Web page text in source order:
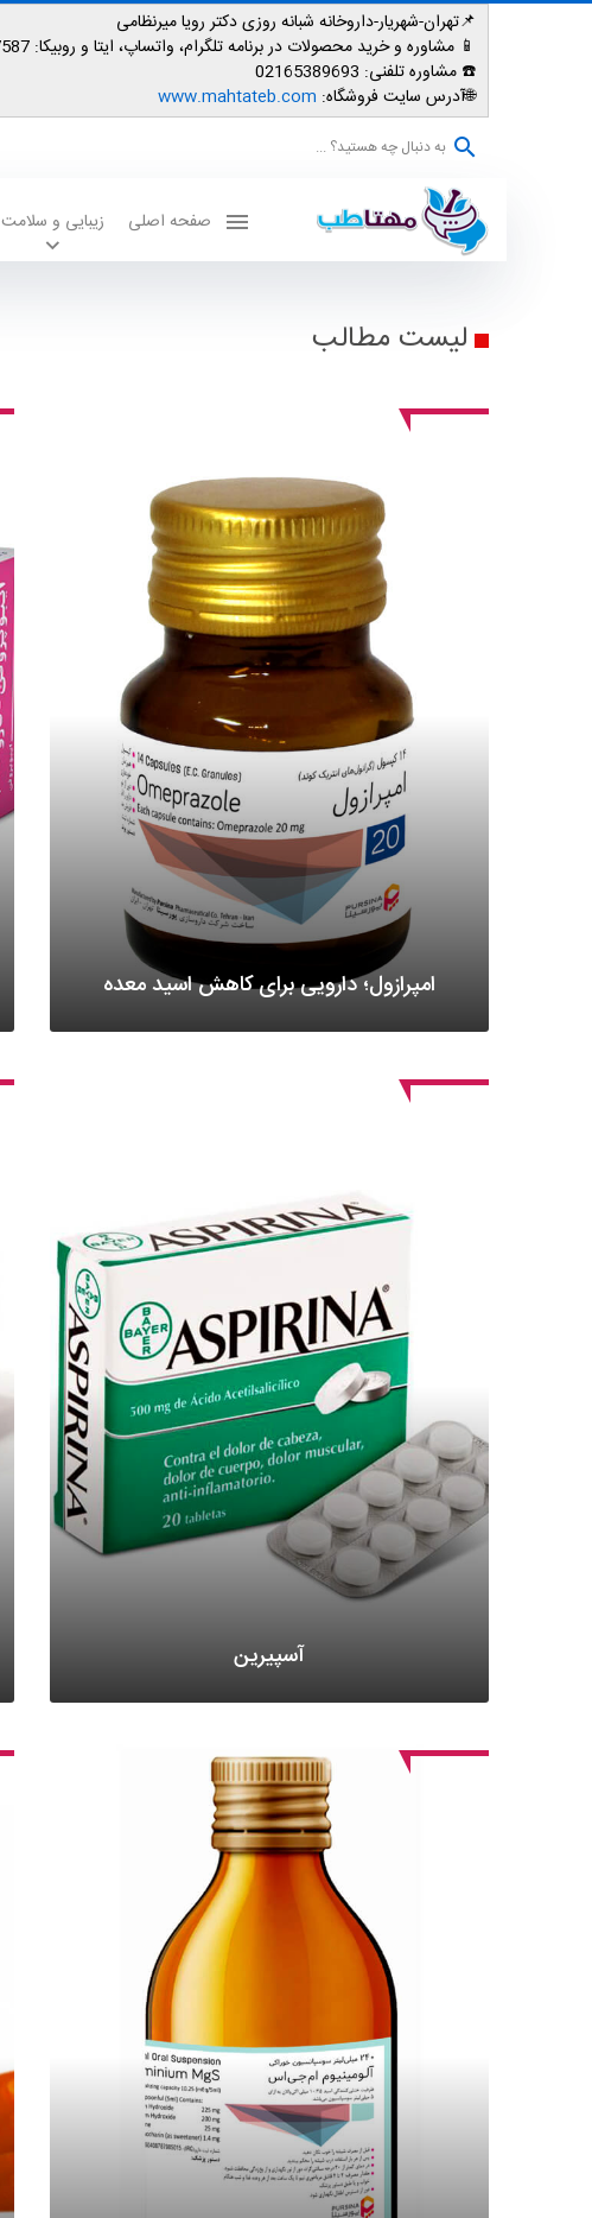
📌تهران-شهریار-داروخانه شبانه روزی دکتر رویا میرنظامی
📱 مشاوره و خرید محصولات در برنامه تلگرام، واتساپ، ایتا و روبیکا: 09302007587
☎️ مشاوره تلفنی:
🌐آدرس سایت فروشگاه: www.mahtateb.com
به دنبال چه هستید؟ ...
صفحه اصلی زیبایی و سلامت
لیست مطالب
امپرازول؛ دارویی برای کاهش اسید معده
آسپیرین